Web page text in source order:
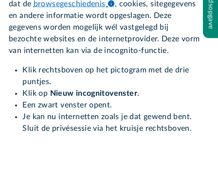
dat de browsegeschiedenis , cookies, sitegegevens
en andere informatie wordt opgeslagen. Deze
gegevens worden mogelijk wél vastgelegd bij
bezochte websites en de internetprovider. Deze vorm
van internetten kan via de incognito-functie.
Klik rechtsboven op het pictogram met de drie
puntjes.
Klik op Nieuw incognitovenster.
Een zwart venster opent.
Je kan nu internetten zoals je dat gewend bent.
Sluit de privésessie via het kruisje rechtsboven.